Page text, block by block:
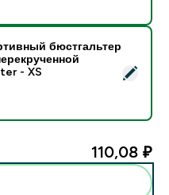
MP Tempo с
бюстгальтер
- XS
110,08 ₽‎